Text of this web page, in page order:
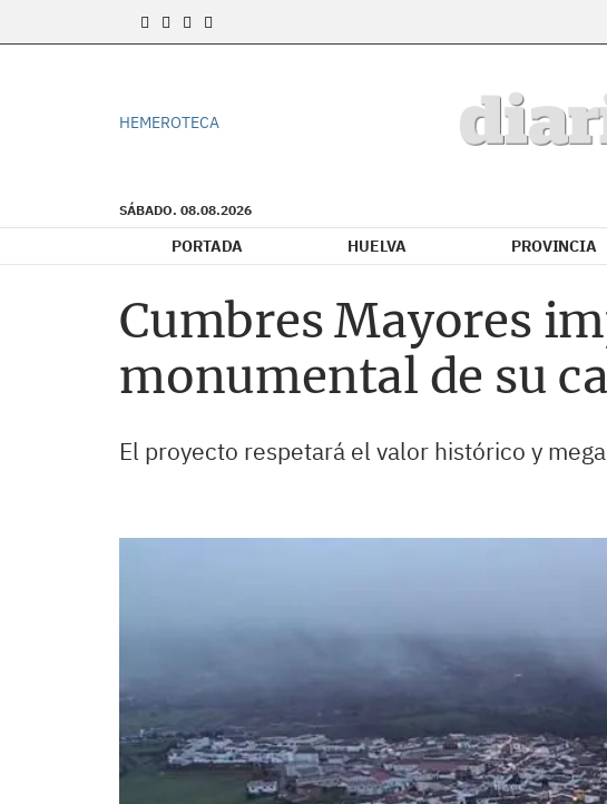
HEMEROTECA
SÁBADO. 08.08.2026
PORTADA HUELVA PROVINCIA
Cumbres Mayores
monumental de su
El proyecto respetará el valor histórico y